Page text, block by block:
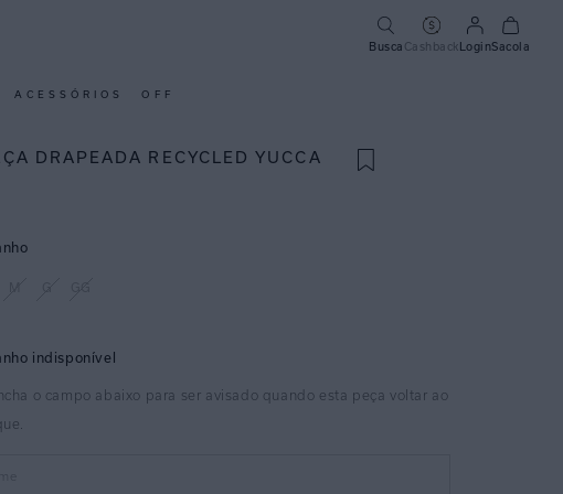
Busca CashbackLoginSacola
ACESSÓRIOS OFF
DRAPEADA RECYCLED YUCCA